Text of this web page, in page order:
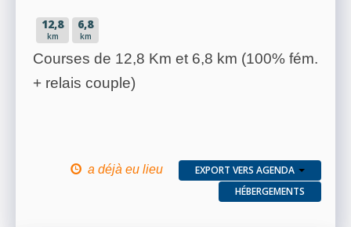
12,8
km
6,8
km
Courses de 12,8 Km et 6,8 km (100% fém.
+ relais couple)
a déjà eu lieu
EXPORT VERS AGENDA
HÉBERGEMENTS